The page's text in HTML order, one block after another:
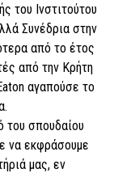
του Ινστιτούτου
Συνέδρια στην
από το έτος
από την Κρήτη
αγαπούσε το
του σπουδαίου
να εκφράσουμε
μας, εν